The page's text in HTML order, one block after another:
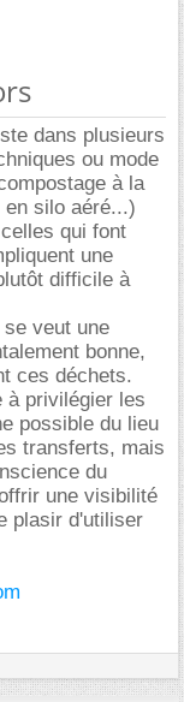
dans plusieurs
ou mode
à la
en silo aéré...)
qui font
une
difficile à
veut une
bonne,
ces déchets.
à privilégier les
possible du lieu
transferts, mais
du
une visibilité
plasir d'utiliser